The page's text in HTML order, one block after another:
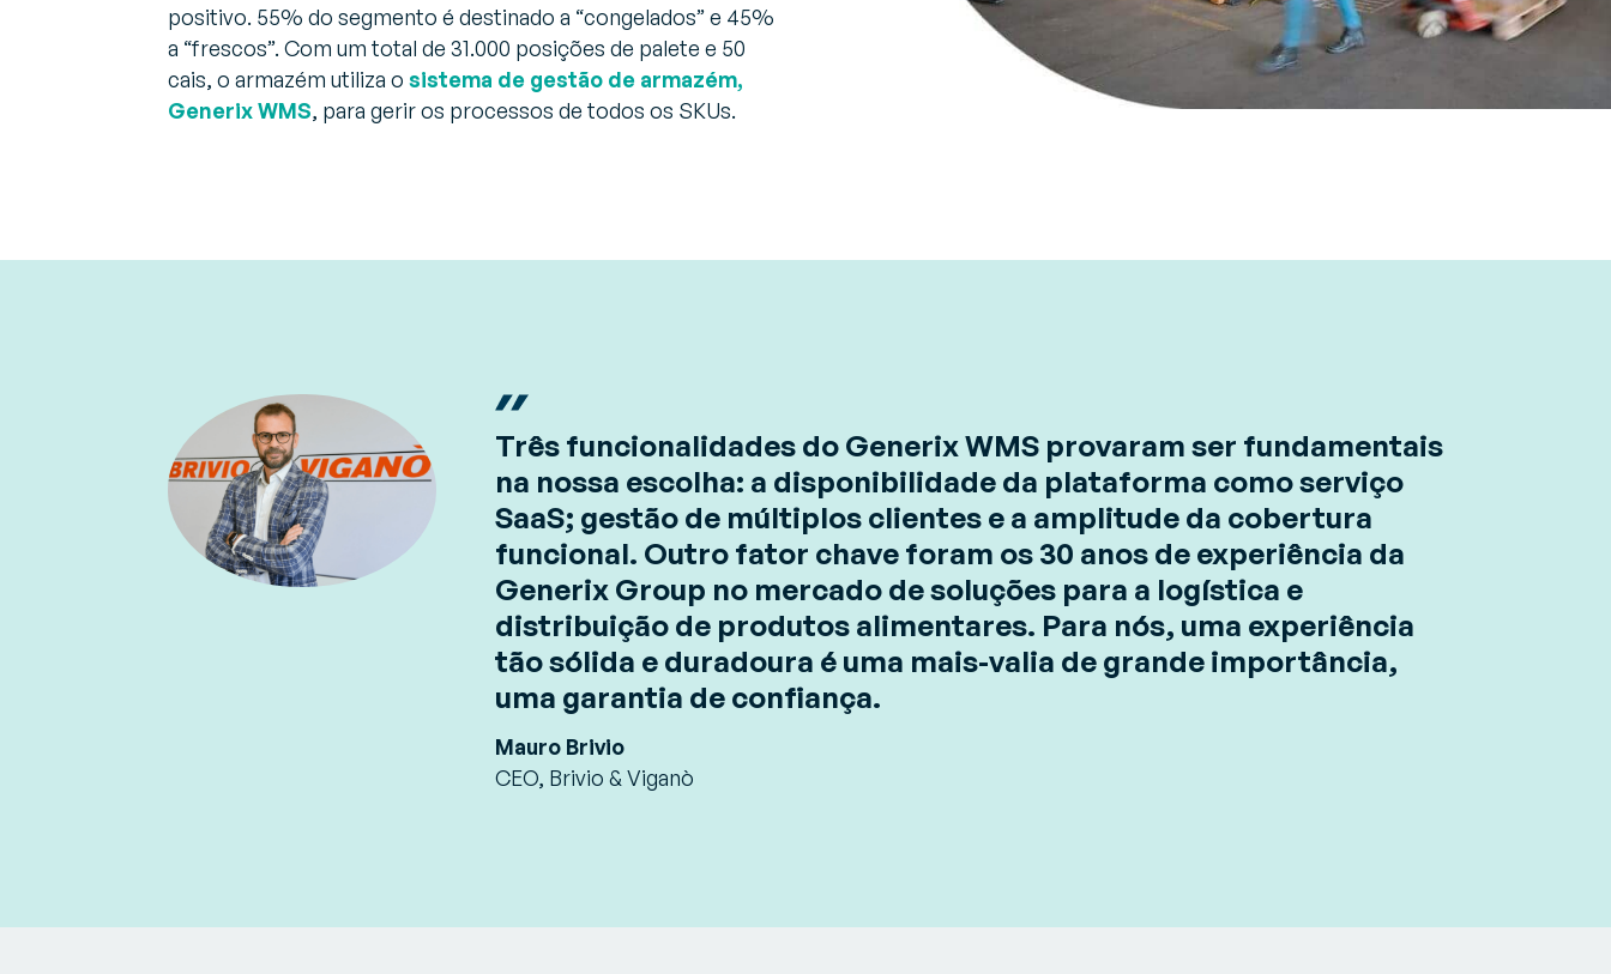
positivo. 55% do segmento é destinado a “congelados” e 45%
a “frescos”. Com um total de 31.000 posições de palete e 50
cais, o armazém utiliza o sistema de gestão de armazém,
Generix WMS, para gerir os processos de todos os SKUs.
Três funcionalidades do Generix WMS provaram ser fundamentais
na nossa escolha: a disponibilidade da plataforma como serviço
SaaS; gestão de múltiplos clientes e a amplitude da cobertura
funcional. Outro fator chave foram os 30 anos de experiência da
Generix Group no mercado de soluções para a logística e
distribuição de produtos alimentares. Para nós, uma experiência
tão sólida e duradoura é uma mais-valia de grande importância,
uma garantia de confiança.
Mauro Brivio
CEO, Brivio & Viganò